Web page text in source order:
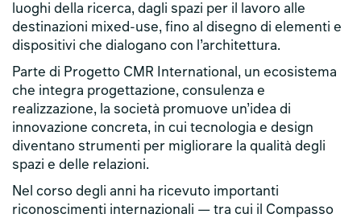
luoghi della ricerca, dagli spazi per il lavoro alle
destinazioni mixed-use, fino al disegno di elementi e
dispositivi che dialogano con l’architettura.
Parte di Progetto CMR International, un ecosistema
che integra progettazione, consulenza e
realizzazione, la società promuove un’idea di
innovazione concreta, in cui tecnologia e design
diventano strumenti per migliorare la qualità degli
spazi e delle relazioni.
Nel corso degli anni ha ricevuto importanti
riconoscimenti internazionali — tra cui il Compasso